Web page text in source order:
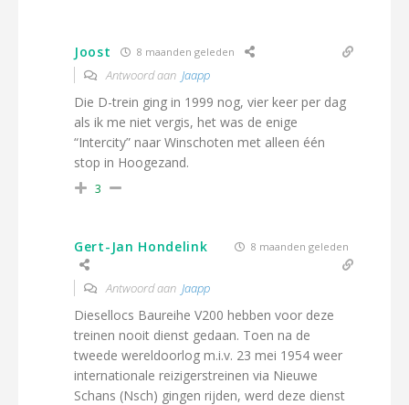
Joost 8 maanden geleden
Antwoord aan Jaapp
Die D-trein ging in 1999 nog, vier keer per dag
als ik me niet vergis, het was de enige
“Intercity” naar Winschoten met alleen één
stop in Hoogezand.
3
Gert-Jan Hondelink 8 maanden geleden
Antwoord aan Jaapp
Diesellocs Baureihe V200 hebben voor deze
treinen nooit dienst gedaan. Toen na de
tweede wereldoorlog m.i.v. 23 mei 1954 weer
internationale reizigerstreinen via Nieuwe
Schans (Nsch) gingen rijden, werd deze dienst